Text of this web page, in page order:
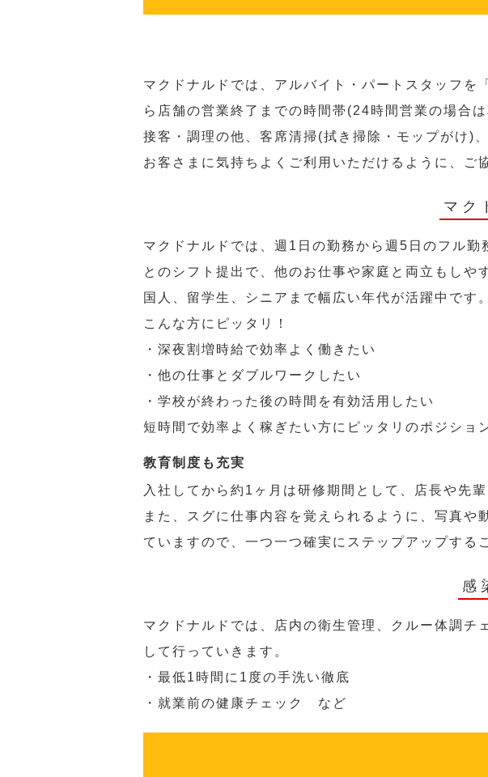
マクドナルドでは、アルバイト・パートスタッフ
ら店舗の営業終了までの時間帯(24時間営業の場合
接客・調理の他、客席清掃(拭き掃除・モップがけ)
お客さまに気持ちよくご利用いただけるように、ご
マク
マクドナルドでは、週1日の勤務から週5日のフル
とのシフト提出で、他のお仕事や家庭と両立もし
国人、留学生、シニアまで幅広い年代が活躍中です。
こんな方にピッタリ！
・深夜割増時給で効率よく働きたい
・他の仕事とダブルワークしたい
・学校が終わった後の時間を有効活用したい
短時間で効率よく稼ぎたい方にピッタリのポジショ
教育制度も充実
入社してから約1ヶ月は研修期間として、店長や先
また、スグに仕事内容を覚えられるように、写真
ていますので、一つ一つ確実にステップアップする
感
マクドナルドでは、店内の衛生管理、クルー体調
して行っていきます。
・最低1時間に1度の手洗い徹底
・就業前の健康チェック など